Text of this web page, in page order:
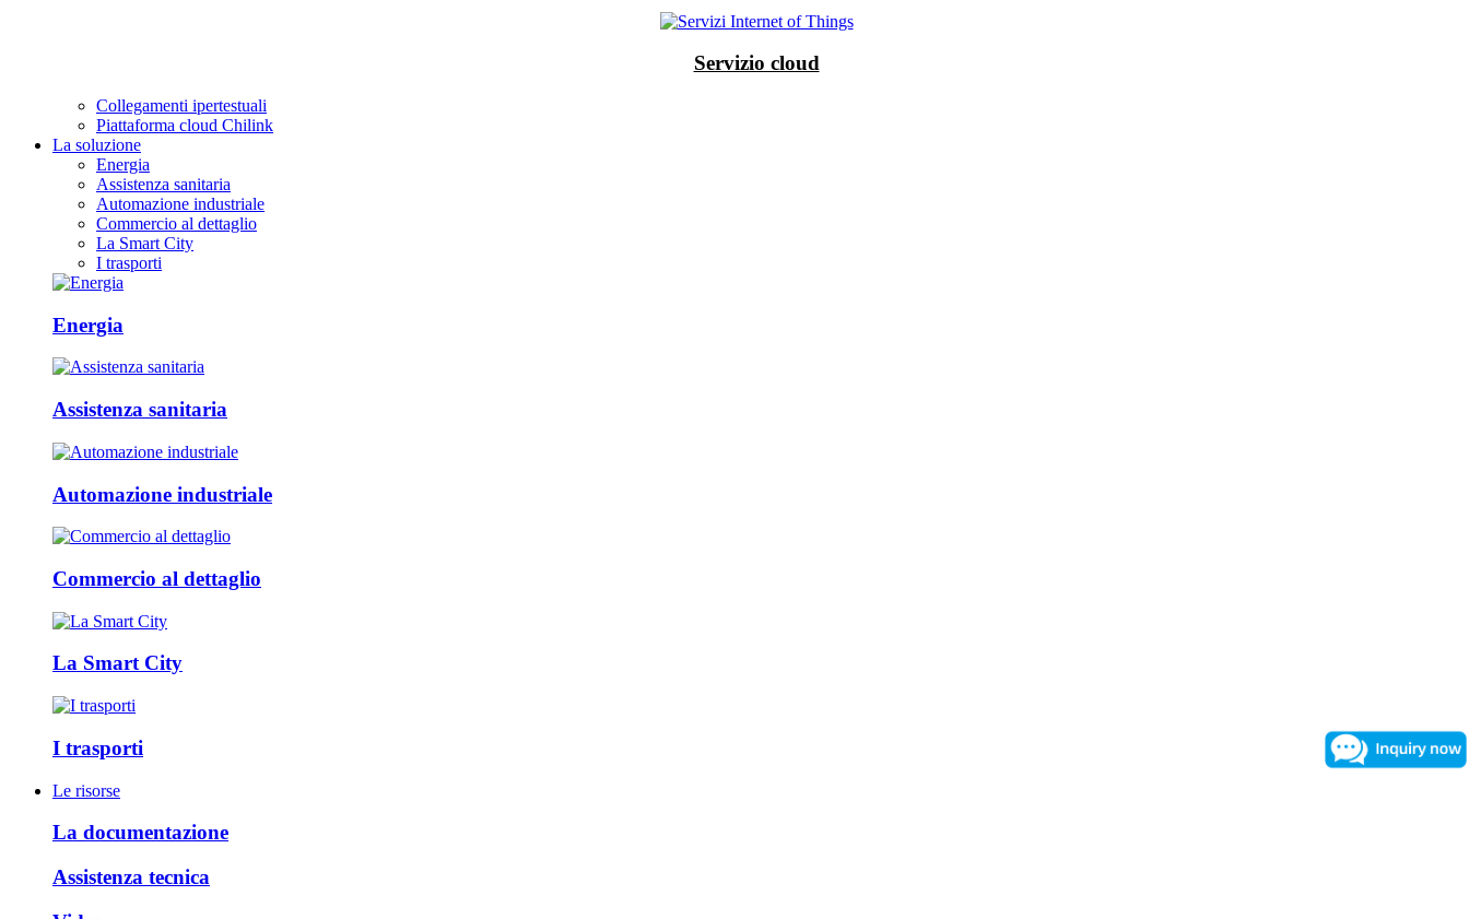
Servizio cloud
Collegamenti ipertestuali
Piattaforma cloud Chilink
La soluzione
Energia
Assistenza sanitaria
Automazione industriale
Commercio al dettaglio
La Smart City
I trasporti
Energia
Assistenza sanitaria
Automazione industriale
Commercio al dettaglio
La Smart City
I trasporti
Le risorse
La documentazione
Assistenza tecnica